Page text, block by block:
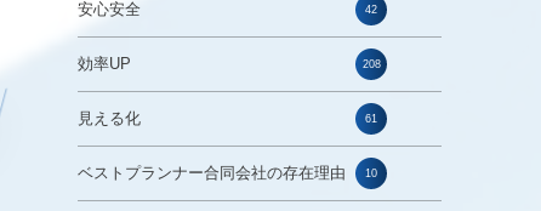
安心安全 42
効率UP 208
見える化 61
ベストプランナー合同会社の存在理由 10